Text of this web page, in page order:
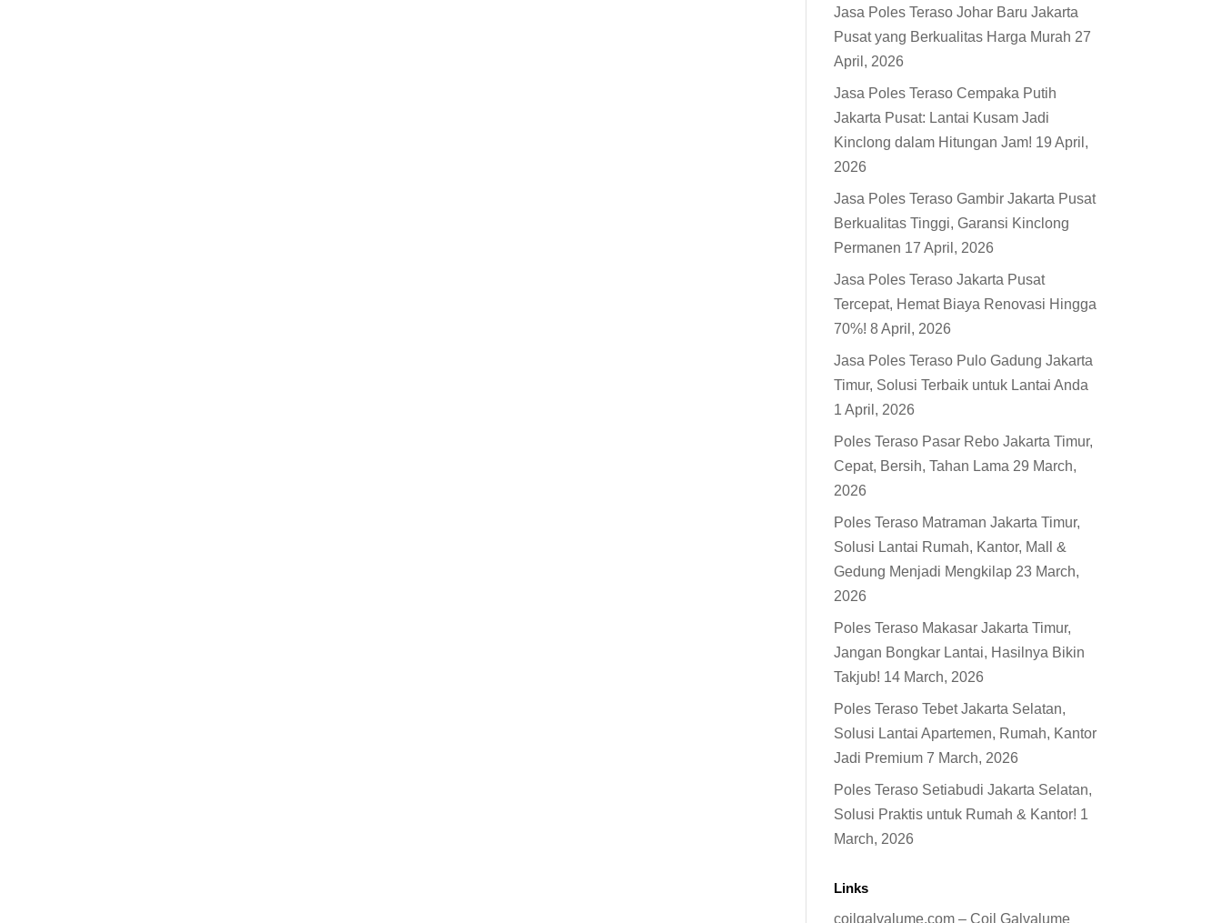
Jasa Poles Teraso Johar Baru Jakarta
Pusat yang Berkualitas Harga Murah 27
April, 2026
Jasa Poles Teraso Cempaka Putih
Jakarta Pusat: Lantai Kusam Jadi
Kinclong dalam Hitungan Jam! 19 April,
2026
Jasa Poles Teraso Gambir Jakarta Pusat
Berkualitas Tinggi, Garansi Kinclong
Permanen 17 April, 2026
Jasa Poles Teraso Jakarta Pusat
Tercepat, Hemat Biaya Renovasi Hingga
70%! 8 April, 2026
Jasa Poles Teraso Pulo Gadung Jakarta
Timur, Solusi Terbaik untuk Lantai Anda
1 April, 2026
Poles Teraso Pasar Rebo Jakarta Timur,
Cepat, Bersih, Tahan Lama 29 March,
2026
Poles Teraso Matraman Jakarta Timur,
Solusi Lantai Rumah, Kantor, Mall &
Gedung Menjadi Mengkilap 23 March,
2026
Poles Teraso Makasar Jakarta Timur,
Jangan Bongkar Lantai, Hasilnya Bikin
Takjub! 14 March, 2026
Poles Teraso Tebet Jakarta Selatan,
Solusi Lantai Apartemen, Rumah, Kantor
Jadi Premium 7 March, 2026
Poles Teraso Setiabudi Jakarta Selatan,
Solusi Praktis untuk Rumah & Kantor! 1
March, 2026
Links
coilgalvalume.com – Coil Galvalume